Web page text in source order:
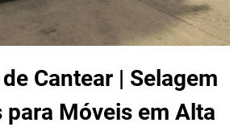
Cantear | Selagem
para Móveis em Alta